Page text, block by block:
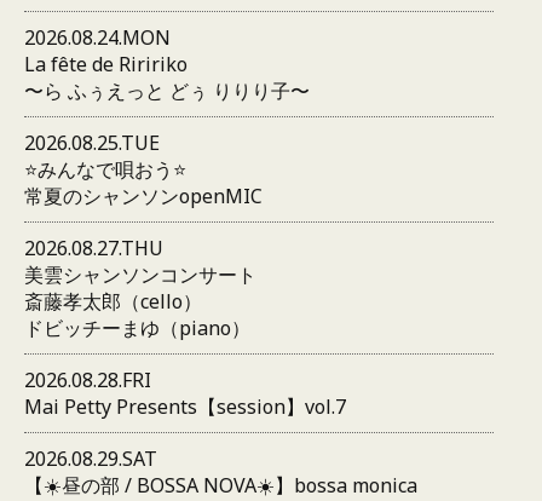
2026.08.24.MON
La fête de Riririko
〜ら ふぅえっと どぅ りりり子〜
2026.08.25.TUE
⭐️みんなで唄おう⭐️
常夏のシャンソンopenMIC
2026.08.27.THU
美雲シャンソンコンサート
斎藤孝太郎（cello）
ドビッチーまゆ（piano）
2026.08.28.FRI
Mai Petty Presents【session】vol.7
2026.08.29.SAT
【☀️昼の部 / BOSSA NOVA☀️】bossa monica